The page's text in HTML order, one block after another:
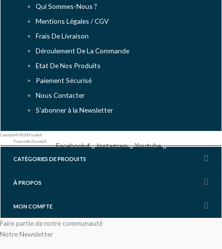
Qui Sommes-Nous ?
Mentions Légales / CGV
Frais De Livraison
Déroulement De La Commande
Etat De Nos Produits
Paiement Sécurisé
Nous Contacter
S'abonner à la Newsletter
Copyright © 2026 Dracobalt
Powered by Dracobalt
Facebook-f Instagram Youtube
CATÉGORIES DE PRODUITS
À PROPOS
MON COMPTE
Faire partie de notre communauté
Notre Newsletter